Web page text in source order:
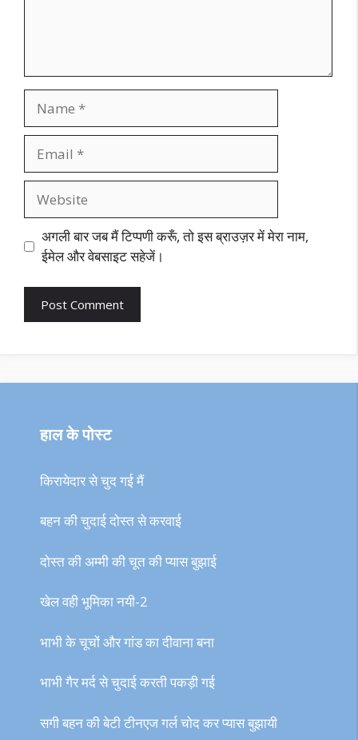
अगली बार जब मैं टिप्पणी करूँ, तो इस ब्राउज़र में मेरा नाम,
ईमेल और वेबसाइट सहेजें।
हाल के पोस्ट
किरायेदार से चुद गई मैं
बहन की चुदाई दोस्त से करवाई
दोस्त की अम्मी की चूत की प्यास बुझाई
खेल वही भूमिका नयी-2
भाभी के चूचों और गांड का दीवाना बना
भाभी गैर मर्द से चुदाई करती पकड़ी गई
सगी बहन की बेटी टीनएज गर्ल चोद कर प्यास बुझायी